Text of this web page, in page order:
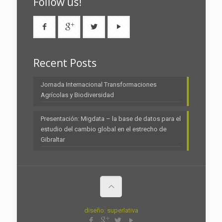
Recent Posts
Jornada Internacional Transformaciones
Agrícolas y Biodiversidad
Presentación: Migdata – la base de datos para el
estudio del cambio global en el estrecho de
Gibraltar
diseño: superlativa